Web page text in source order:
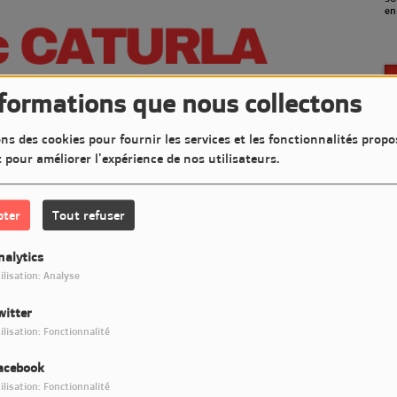
que nous collectons
des cookies pour fournir les services et les fonctionnalités
pour améliorer l'expérience de nos utilisateurs.
Tout refuser
Analyse
Fonctionnalité
Fonctionnalité
très Jazzy sur LM7 Radio